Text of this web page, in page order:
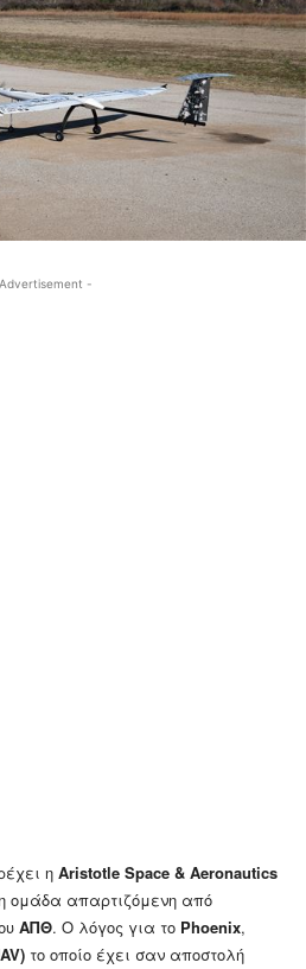
-
η Aristotle Space & Aeronautics
ομάδα απαρτιζόμενη από
ΑΠΘ. Ο λόγος για το Phoenix,
το οποίο έχει σαν αποστολή